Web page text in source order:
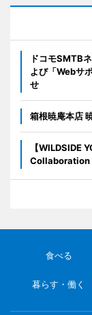
ドコモSMTB
よび「Webサ
せ
箱根暁庵本店
【WILDSIDE
Collaboration
食べる
暮らす・働く